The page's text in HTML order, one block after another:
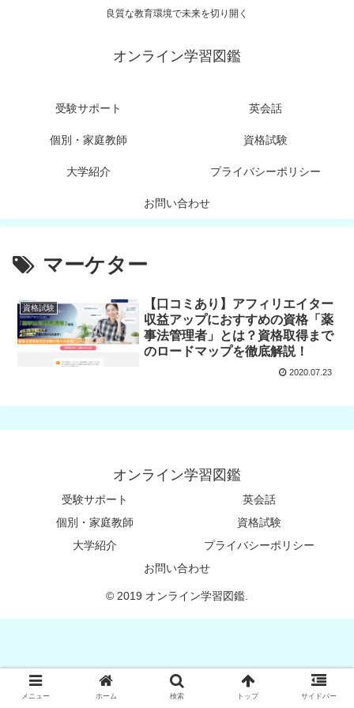
良質な教育環境で未来を切り開く
オンライン学習図鑑
受験サポート 英会話
個別・家庭教師 資格試験
大学紹介 プライバシーポリシー
お問い合わせ
マーケター
資格試験
【口コミあり】アフィリエイター
収益アップにおすすめの資格「薬
事法管理者」とは？資格取得まで
のロードマップを徹底解説！
2020.07.23
オンライン学習図鑑
受験サポート
英会話
個別・家庭教師
資格試験
大学紹介
プライバシーポリシー
お問い合わせ
© 2019 オンライン学習図鑑.
メニュー ホーム 検索 トップ サイドバー